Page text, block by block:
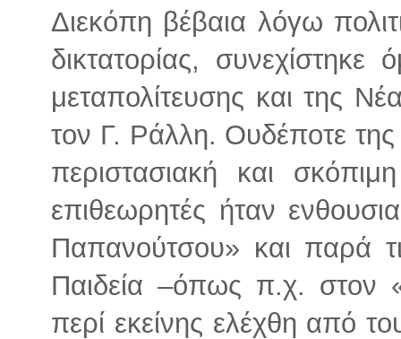
Διεκόπη βέβαια λόγω
δικτατορίας,
μεταπολίτευσης και της
τον Γ. Ράλλη. Ουδέποτε της
περιστασιακή και
επιθεωρητές ήταν
Παπανούτσου» και παρά
Παιδεία –όπως π.χ. στον
περί εκείνης ελέχθη από